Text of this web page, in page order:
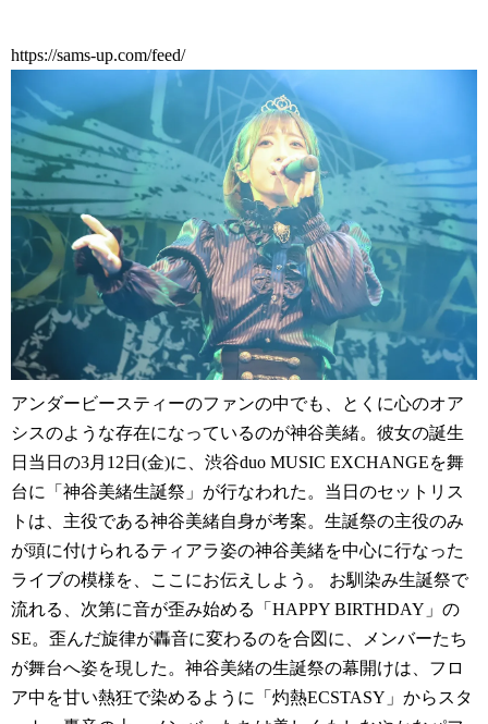
https://sams-up.com/feed/
アンダービースティーのファンの中でも、とくに心のオア
シスのような存在になっているのが神谷美緒。彼女の誕生
日当日の3月12日(金)に、渋谷duo MUSIC EXCHANGEを舞
台に「神谷美緒生誕祭」が行なわれた。当日のセットリス
トは、主役である神谷美緒自身が考案。生誕祭の主役のみ
が頭に付けられるティアラ姿の神谷美緒を中心に行なった
ライブの模様を、ここにお伝えしよう。 お馴染み生誕祭で
流れる、次第に音が歪み始める「HAPPY BIRTHDAY」の
SE。歪んだ旋律が轟音に変わるのを合図に、メンバーたち
が舞台へ姿を現した。神谷美緒の生誕祭の幕開けは、フロ
ア中を甘い熱狂で染めるように「灼熱ECSTASY」からスタ